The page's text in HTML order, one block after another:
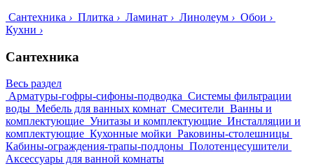
Сантехника › Плитка › Ламинат › Линолеум › Обои ›
Кухни ›
Сантехника
Весь раздел
Арматуры-гофры-сифоны-подводка Системы фильтрации
воды Мебель для ванных комнат Смесители Ванны и
комплектующие Унитазы и комплектующие Инсталляции и
комплектующие Кухонные мойки Раковины-столешницы
Кабины-ограждения-трапы-поддоны Полотенцесушители
Аксессуары для ванной комнаты